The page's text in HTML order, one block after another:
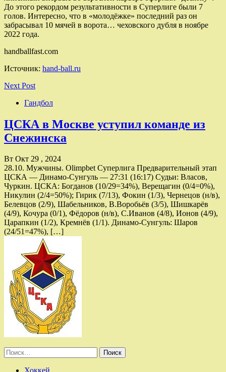
До этого рекордом результативности в Суперлиге были 7
голов. Интересно, что в «молодёжке» последний раз он
забрасывал 10 мячей в ворота… чеховского дубля в ноябре
2022 года.
handballfast.com
Источник: hand-ball.ru
Next Post
Гандбол
ЦСКА в Москве уступил команде из
Снежинска
Вт Окт 29 , 2024
28.10. Мужчины. Olimpbet Суперлига Предварительный этап
ЦСКА — Динамо-Сунгуль — 27:31 (16:17) Судьи: Власов,
Чуркин. ЦСКА: Богданов (10/29=34%), Верещагин (0/4=0%),
Никулин (2/4=50%); Гирик (7/13), Фокин (1/3), Чернецов (н/в),
Белевцов (2/9), Шабельников, В.Воробьёв (3/5), Шишкарёв
(4/9), Кочура (0/1), Фёдоров (н/в), С.Иванов (4/8), Ионов (4/9),
Царапкин (1/2), Кремнёв (1/1). Динамо-Сунгуль: Шаров
(24/51=47%), […]
Найти: